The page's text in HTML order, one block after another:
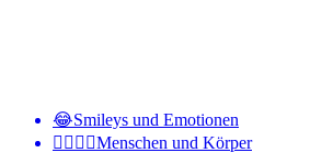
😂Smileys und Emotionen
👩‍❤️‍💋‍👨Menschen und Körper